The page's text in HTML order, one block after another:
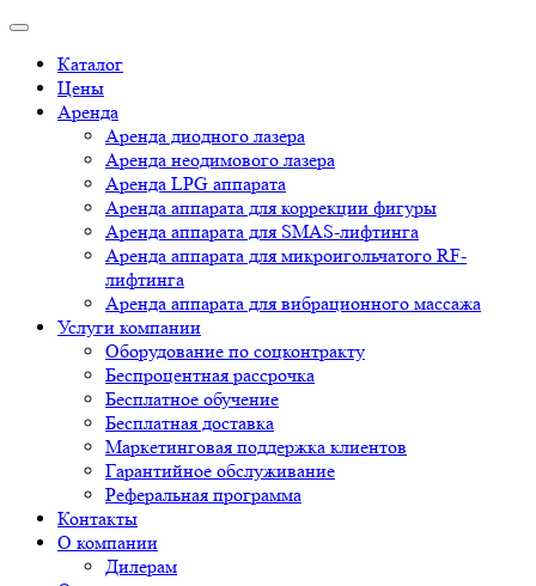
Каталог
Цены
Аренда
Аренда диодного лазера
Аренда неодимового лазера
Аренда LPG аппарата
Аренда аппарата для коррекции фигуры
Аренда аппарата для SMAS-лифтинга
Аренда аппарата для микроигольчатого RF-
лифтинга
Аренда аппарата для вибрационного массажа
Услуги компании
Оборудование по соцконтракту
Беспроцентная рассрочка
Бесплатное обучение
Бесплатная доставка
Маркетинговая поддержка клиентов
Гарантийное обслуживание
Реферальная программа
Контакты
О компании
Дилерам